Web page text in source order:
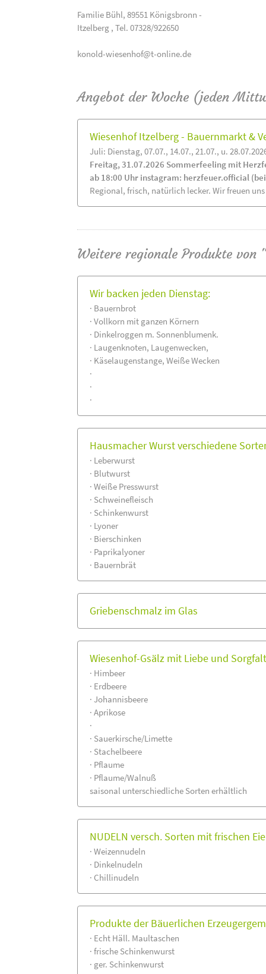
Familie Bühl, 89551 Königsbronn -
Itzelberg , Tel. 07328/922650
konold-wiesenhof@t-online.de
Angebot der Woche (jeden
Wiesenhof Itzelberg - Bauernmarkt &
Juli: Dienstag, 07.07., 14.07., 21.07., u.
Freitag, 31.07.2026 Sommerfeeling mit
ab 18:00 Uhr instagram: herzfeuer.official
Regional, frisch, natürlich lecker. Wir freuen
Weitere regionale Produkte von
Wir backen jeden Dienstag:
· Bauernbrot
· Vollkorn mit ganzen Körnern
· Dinkelroggen m. Sonnenblumenk.
· Laugenknoten, Laugenwecken,
· Käselaugenstange, Weiße Wecken
·
·
·
Hausmacher Wurst verschiedene
· Leberwurst
· Blutwurst
· Weiße Presswurst
· Schweinefleisch
· Schinkenwurst
· Lyoner
· Bierschinken
· Paprikalyoner
· Bauernbrät
Griebenschmalz im Glas
Wiesenhof-Gsälz mit Liebe und
· Himbeer
· Erdbeere
· Johannisbeere
· Aprikose
·
· Sauerkirsche/Limette
· Stachelbeere
· Pflaume
· Pflaume/Walnuß
saisonal unterschiedliche Sorten erhältlich
NUDELN versch. Sorten mit frischen
· Weizennudeln
· Dinkelnudeln
· Chillinudeln
Produkte der Bäuerlichen
· Echt Häll. Maultaschen
· frische Schinkenwurst
· ger. Schinkenwurst